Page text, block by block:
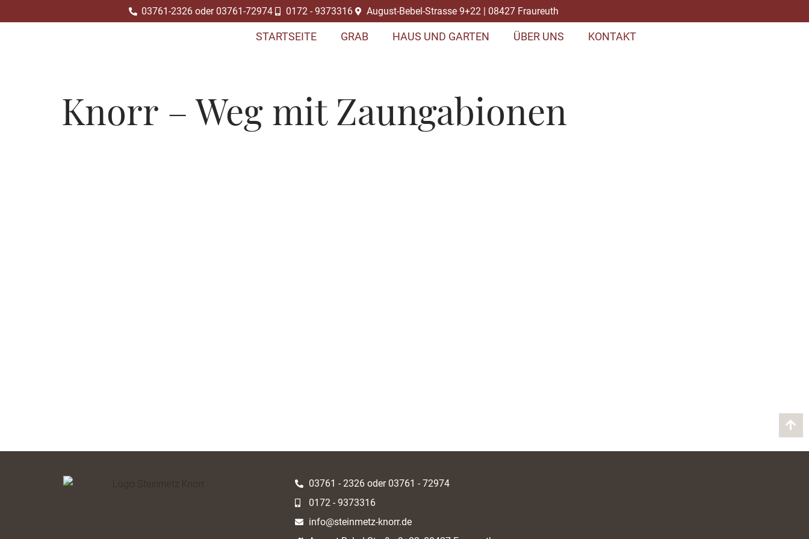
03761-2326 oder 03761-72974 0172 - 9373316 August-Bebel-Strasse 9+22 | 08427 Fraureuth
STARTSEITE GRAB HAUS UND GARTEN ÜBER UNS KONTAKT
Knorr – Weg mit Zaungabionen
03761 - 2326 oder 03761 - 72974
0172 - 9373316
info@steinmetz-knorr.de